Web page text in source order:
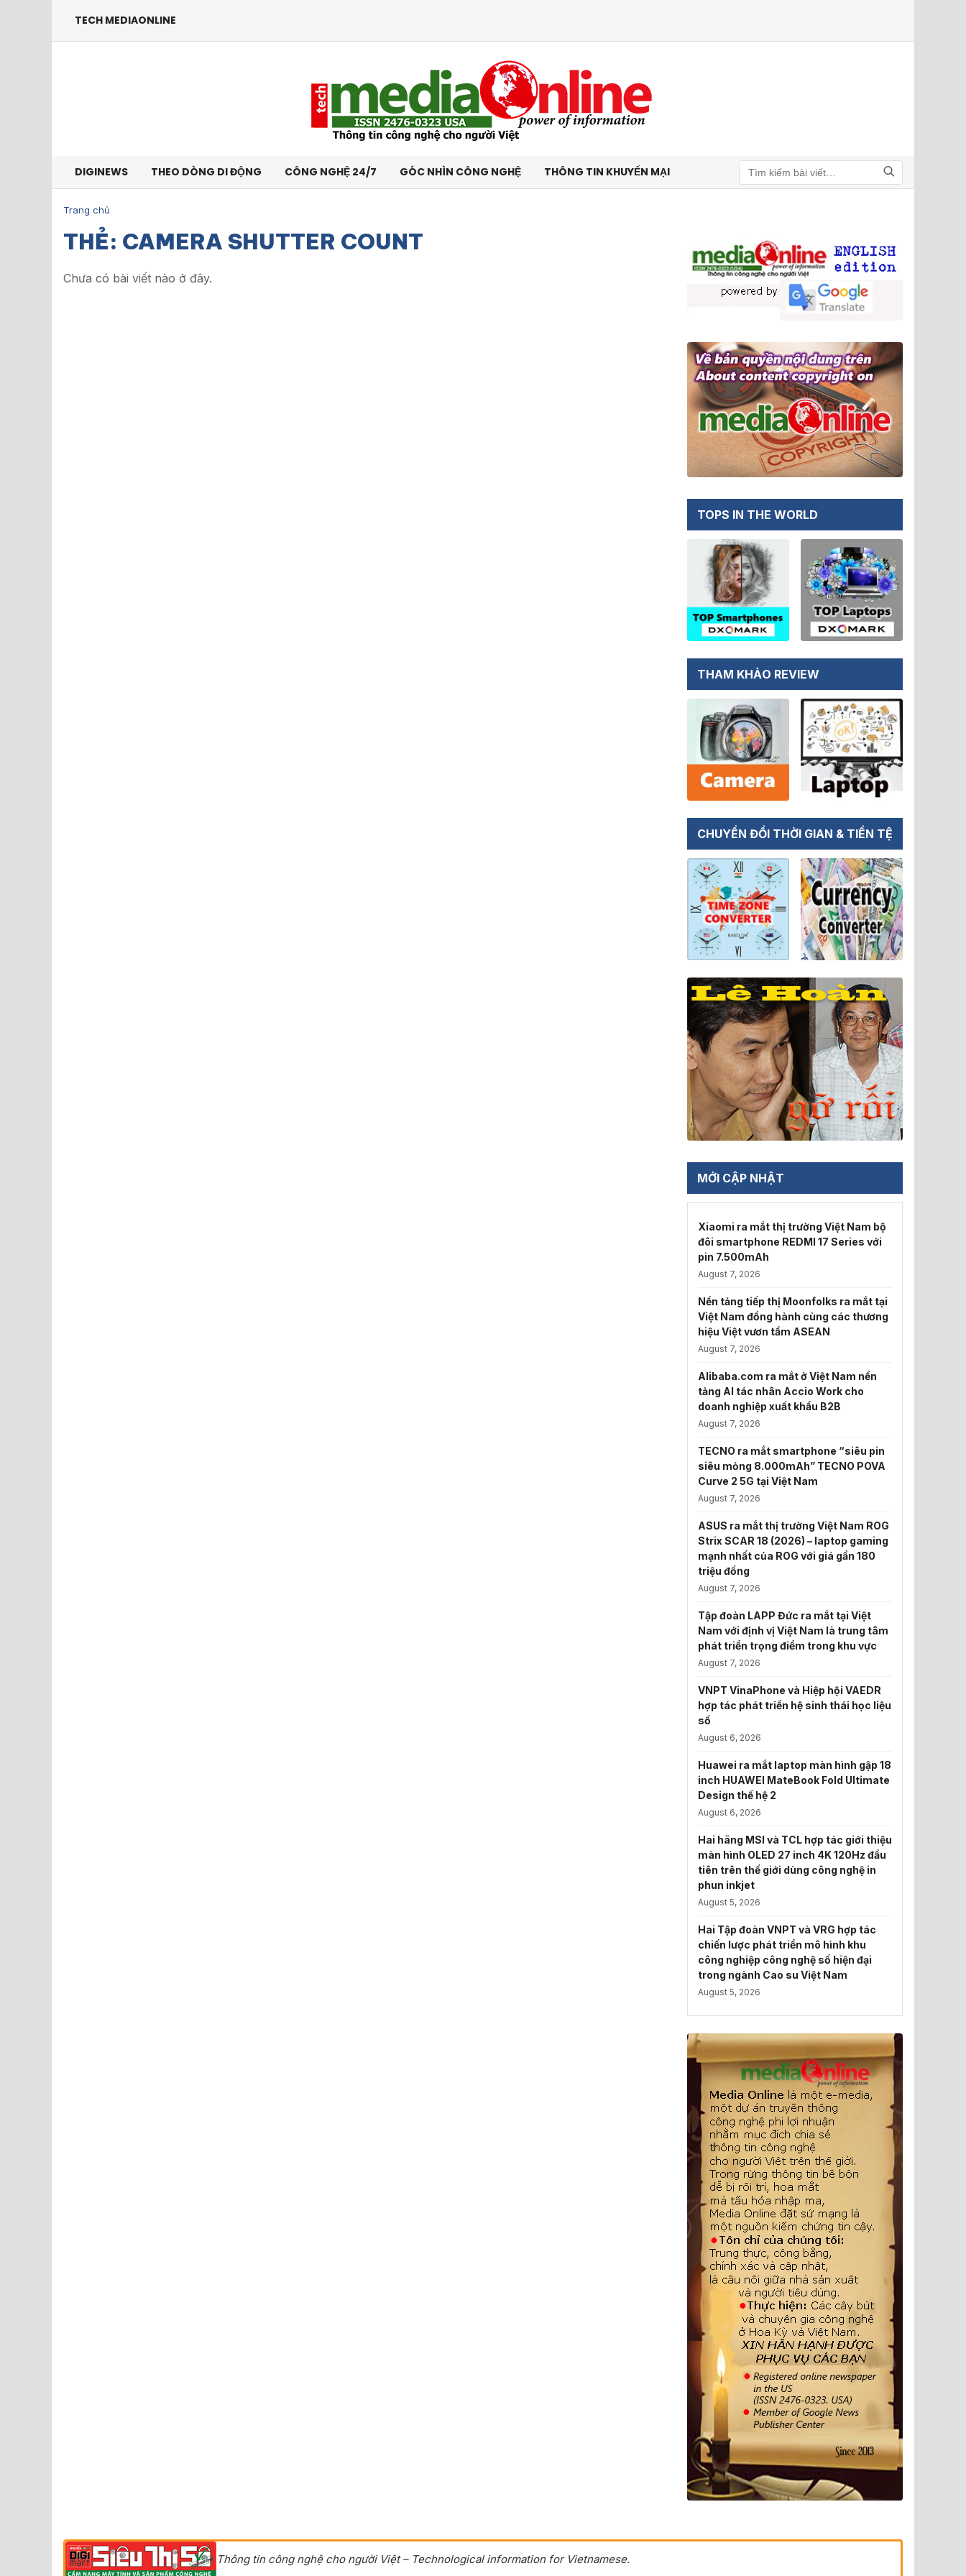
TECH MEDIAONLINE
DIGINEWS THEO DÒNG DI ĐỘNG CÔNG NGHỆ 24/7 GÓC NHÌN CÔNG NGHỆ THÔNG TIN KHUYẾN MẠI
Tìm kiếm
Trang chủ
THẺ: CAMERA SHUTTER COUNT
Chưa có bài viết nào ở đây.
TOPS IN THE WORLD
THAM KHẢO REVIEW
CHUYỂN ĐỔI THỜI GIAN & TIỀN TỆ
MỚI CẬP NHẬT
Xiaomi ra mắt thị trường Việt Nam bộ
đôi smartphone REDMI 17 Series với
pin 7.500mAh
August 7, 2026
Nền tảng tiếp thị Moonfolks ra mắt tại
Việt Nam đồng hành cùng các thương
hiệu Việt vươn tầm ASEAN
August 7, 2026
Alibaba.com ra mắt ở Việt Nam nền
tảng AI tác nhân Accio Work cho
doanh nghiệp xuất khẩu B2B
August 7, 2026
TECNO ra mắt smartphone “siêu pin
siêu mỏng 8.000mAh” TECNO POVA
Curve 2 5G tại Việt Nam
August 7, 2026
ASUS ra mắt thị trường Việt Nam ROG
Strix SCAR 18 (2026) – laptop gaming
mạnh nhất của ROG với giá gần 180
triệu đồng
August 7, 2026
Tập đoàn LAPP Đức ra mắt tại Việt
Nam với định vị Việt Nam là trung tâm
phát triển trọng điểm trong khu vực
August 7, 2026
VNPT VinaPhone và Hiệp hội VAEDR
hợp tác phát triển hệ sinh thái học liệu
số
August 6, 2026
Huawei ra mắt laptop màn hình gập 18
inch HUAWEI MateBook Fold Ultimate
Design thế hệ 2
August 6, 2026
Hai hãng MSI và TCL hợp tác giới thiệu
màn hình OLED 27 inch 4K 120Hz đầu
tiên trên thế giới dùng công nghệ in
phun inkjet
August 5, 2026
Hai Tập đoàn VNPT và VRG hợp tác
chiến lược phát triển mô hình khu
công nghiệp công nghệ số hiện đại
trong ngành Cao su Việt Nam
August 5, 2026
Thông tin công nghệ cho người Việt – Technological information for Vietnamese.